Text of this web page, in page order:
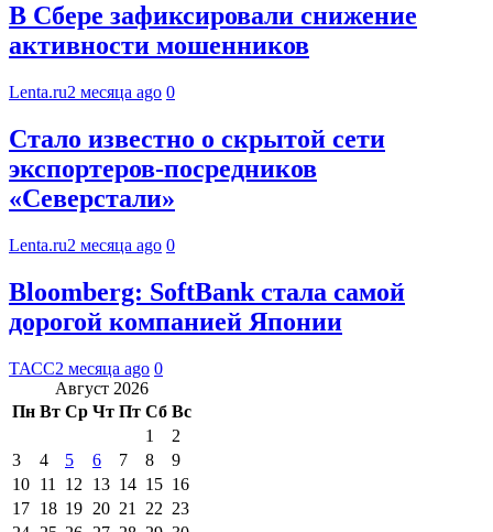
В Сбере зафиксировали снижение
активности мошенников
Lenta.ru2 месяца ago 0
Стало известно о скрытой сети
экспортеров-посредников
«Северстали»
Lenta.ru2 месяца ago 0
Bloomberg: SoftBank стала самой
дорогой компанией Японии
ТАСС2 месяца ago 0
Август 2026
Пн Вт Ср Чт Пт Сб Вс
1
2
3
4 5 6 7 8
9
10 11 12 13 14 15 16
17 18 19 20 21 22 23